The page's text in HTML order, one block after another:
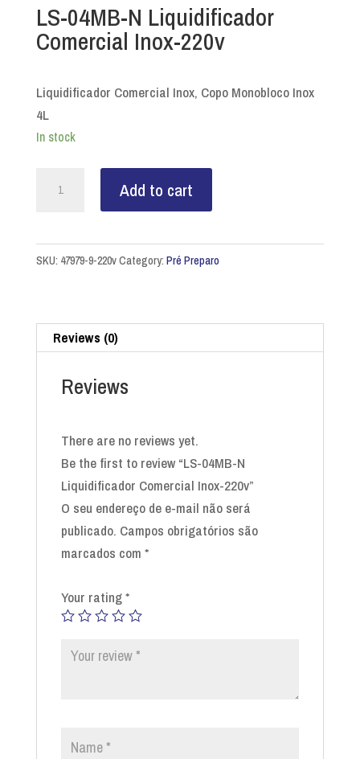
LS-04MB-N Liquidificador
Comercial Inox-220v
Liquidificador Comercial Inox, Copo Monobloco Inox
4L
In stock
Liquidificador
Comercial
quantity
Add to cart
SKU: 47979-9-220vCategory: Pré Preparo
Reviews (0)
Reviews
There are no reviews yet.
Be the first to review “LS-04MB-N
Liquidificador Comercial Inox-220v”
O seu endereço de e-mail não será
publicado. Campos obrigatórios são
marcados com *
Your rating*